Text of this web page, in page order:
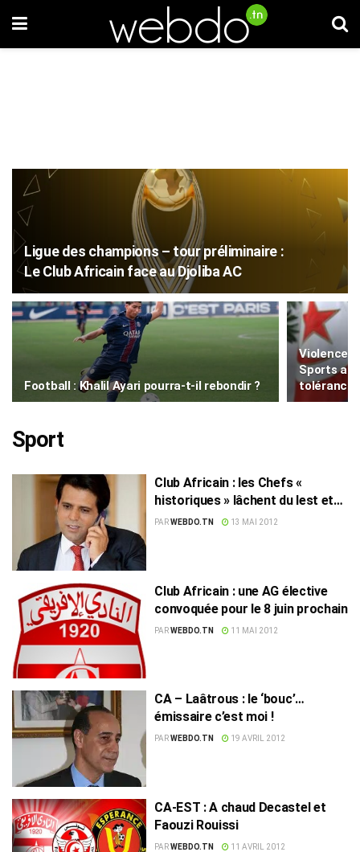
Ligue des champions – tour préliminaire :
Le Club Africain face au Djoliba AC
Football : Khalil Ayari pourra-t-il rebondir ?
Violences
Sports
tolérance
Sport
Club Africain : les Chefs «
historiques » lâchent du lest et
ouvrent la voie à Slim Riahi !
PARWEBDO.TN 13 MAI 2012
Club Africain : une AG élective
convoquée pour le 8 juin prochain
PARWEBDO.TN 11 MAI 2012
CA – Laâtrous : le ‘bouc’…
émissaire c’est moi !
PARWEBDO.TN 19 AVRIL 2012
CA-EST : A chaud Decastel et
Faouzi Rouissi
PARWEBDO.TN 11 AVRIL 2012